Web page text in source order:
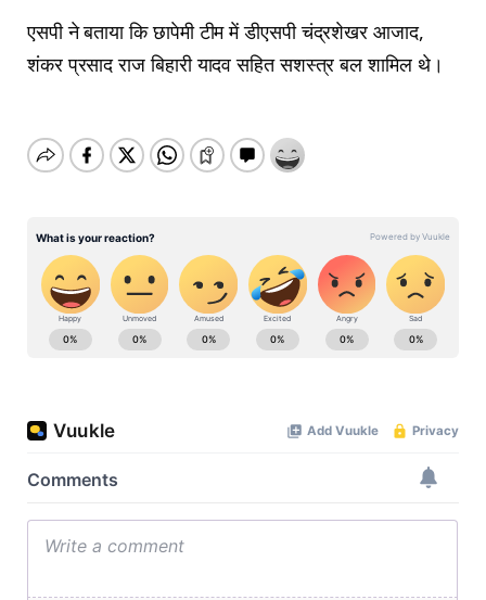
एसपी ने बताया कि छापेमी टीम में डीएसपी चंद्रशेखर आजाद,
शंकर प्रसाद राज बिहारी यादव सहित सशस्त्र बल शामिल थे।